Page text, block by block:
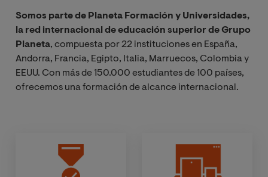
Somos parte de Planeta Formación y Universidades,
la red internacional de educación superior de Grupo
Planeta, compuesta por 22 instituciones en España,
Andorra, Francia, Egipto, Italia, Marruecos, Colombia y
EEUU. Con más de 150.000 estudiantes de 100 países,
ofrecemos una formación de alcance internacional.